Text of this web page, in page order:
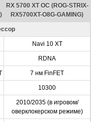
RX 5700 XT OC (ROG-STRIX-
RX5700XT-O8G-GAMING)
Navi 10 XT
RDNA
7 нм FinFET
10300
2010/2035 (в игровом/
оверклокерском режиме)